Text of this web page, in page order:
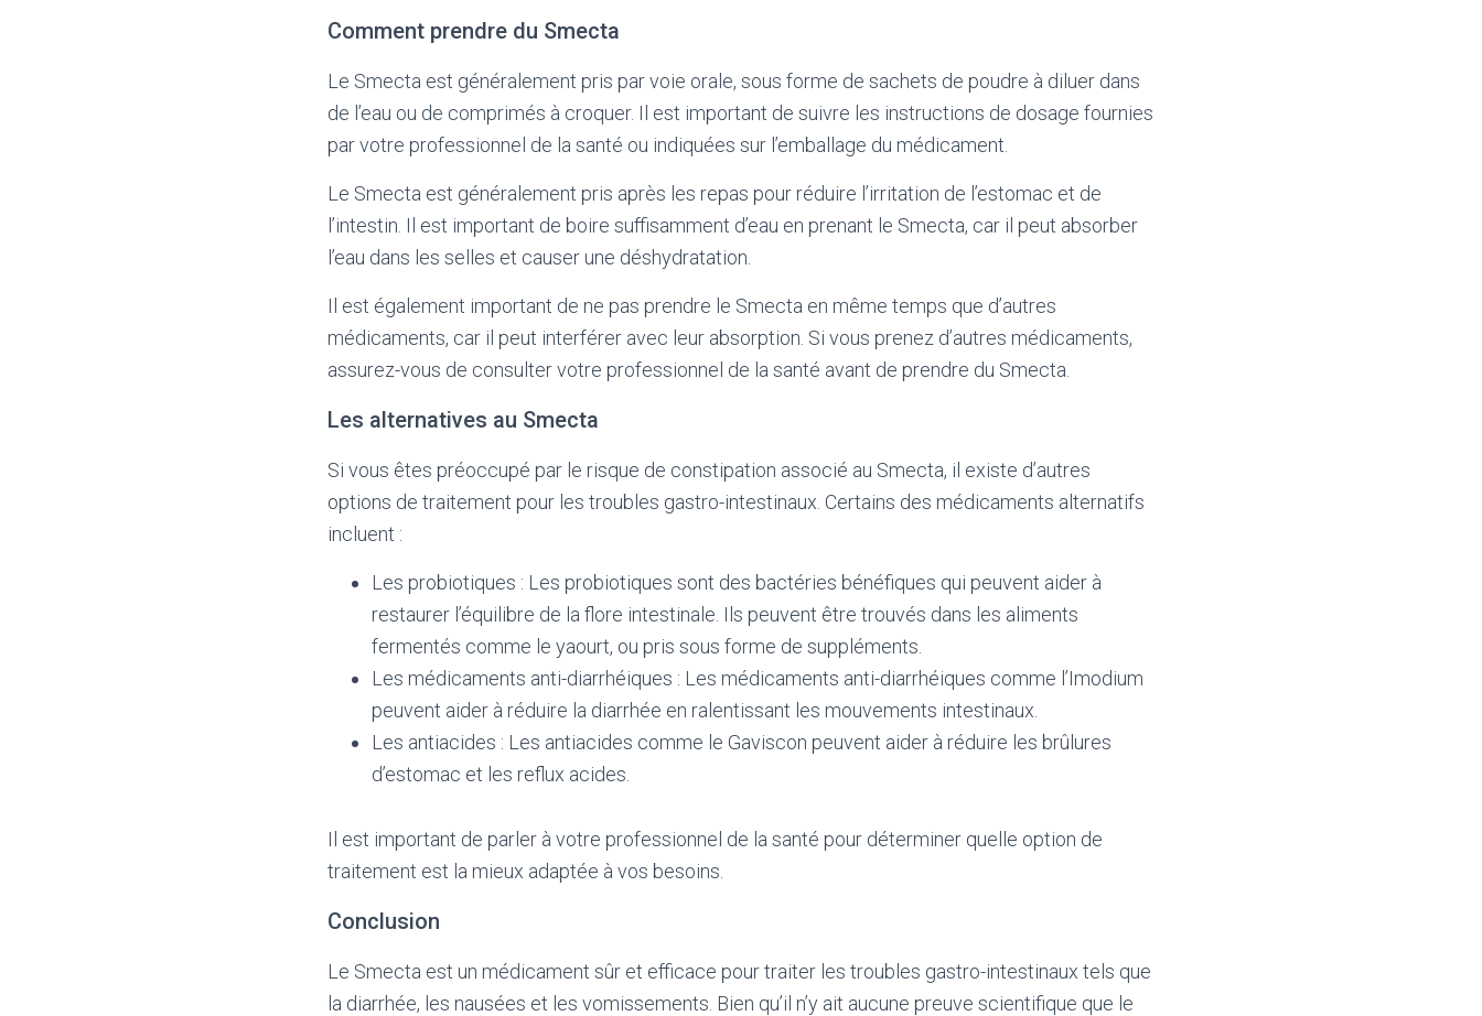
Comment prendre du Smecta
Le Smecta est généralement pris par voie orale, sous forme de sachets de poudre à diluer dans
de l’eau ou de comprimés à croquer. Il est important de suivre les instructions de dosage fournies
par votre professionnel de la santé ou indiquées sur l’emballage du médicament.
Le Smecta est généralement pris après les repas pour réduire l’irritation de l’estomac et de
l’intestin. Il est important de boire suffisamment d’eau en prenant le Smecta, car il peut absorber
l’eau dans les selles et causer une déshydratation.
Il est également important de ne pas prendre le Smecta en même temps que d’autres
médicaments, car il peut interférer avec leur absorption. Si vous prenez d’autres médicaments,
assurez-vous de consulter votre professionnel de la santé avant de prendre du Smecta.
Les alternatives au Smecta
Si vous êtes préoccupé par le risque de constipation associé au Smecta, il existe d’autres
options de traitement pour les troubles gastro-intestinaux. Certains des médicaments alternatifs
incluent :
Les probiotiques : Les probiotiques sont des bactéries bénéfiques qui peuvent aider à
restaurer l’équilibre de la flore intestinale. Ils peuvent être trouvés dans les aliments
fermentés comme le yaourt, ou pris sous forme de suppléments.
Les médicaments anti-diarrhéiques : Les médicaments anti-diarrhéiques comme l’Imodium
peuvent aider à réduire la diarrhée en ralentissant les mouvements intestinaux.
Les antiacides : Les antiacides comme le Gaviscon peuvent aider à réduire les brûlures
d’estomac et les reflux acides.
Il est important de parler à votre professionnel de la santé pour déterminer quelle option de
traitement est la mieux adaptée à vos besoins.
Conclusion
Le Smecta est un médicament sûr et efficace pour traiter les troubles gastro-intestinaux tels que
la diarrhée, les nausées et les vomissements. Bien qu’il n’y ait aucune preuve scientifique que le